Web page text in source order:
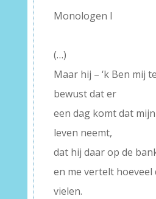
Monologen I
(…)
Maar hij – ‘k Ben mij
bewust dat er
een dag komt dat
leven neemt,
dat hij daar op de
en me vertelt hoeveel
vielen.